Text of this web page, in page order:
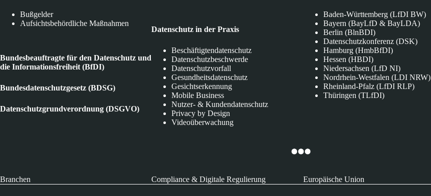
Bußgelder
Aufsichtsbehördliche Maßnahmen
Bundesbeauftragte für den Datenschutz und
die Informationsfreiheit (BfDI)
Bundesdatenschutzgesetz (BDSG)
Datenschutzgrundverordnung (DSGVO)
Datenschutz in der Praxis
Beschäftigtendatenschutz
Datenschutzbeschwerde
Datenschutzvorfall
Gesundheitsdatenschutz
Gesichtserkennung
Mobile Business
Nutzer- & Kundendatenschutz
Privacy by Design
Videoüberwachung
Baden-Württemberg (LfDI BW)
Bayern (BayLfD & BayLDA)
Berlin (BlnBDI)
Datenschutzkonferenz (DSK)
Hamburg (HmbBfDI)
Hessen (HBDI)
Niedersachsen (LfD NI)
Nordrhein-Westfalen (LDI NRW)
Rheinland-Pfalz (LfDI RLP)
Thüringen (TLfDI)
Branchen Compliance & Digitale Regulierung Europäische Union